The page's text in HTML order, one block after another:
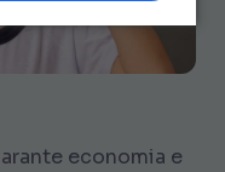
economia e